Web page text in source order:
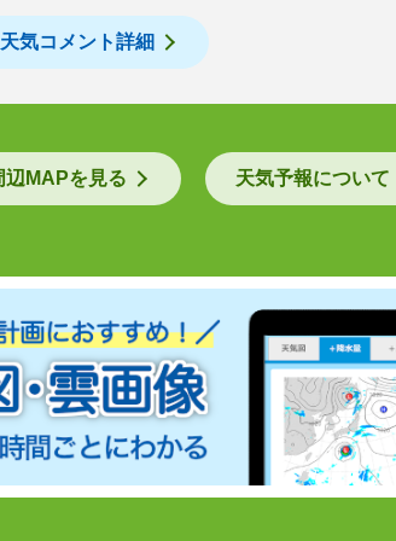
気コメント詳細
辺MAPを見る 天気予報について